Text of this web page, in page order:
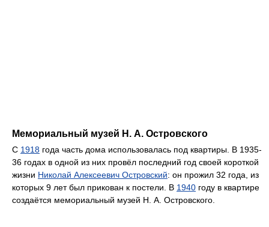
Мемориальный музей Н. А. Островского
С 1918 года часть дома использовалась под квартиры. В 1935-
36 годах в одной из них провёл последний год своей короткой
жизни Николай Алексеевич Островский: он прожил 32 года, из
которых 9 лет был прикован к постели. В 1940 году в квартире
создаётся мемориальный музей Н. А. Островского.